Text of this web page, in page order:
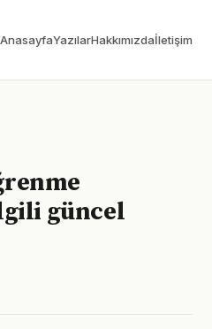
AnasayfaYazılarHakkımızdaİletişim
güncel